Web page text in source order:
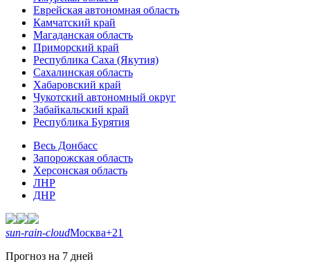
Еврейская автономная область
Камчатский край
Магаданская область
Приморский край
Республика Саха (Якутия)
Сахалинская область
Хабаровский край
Чукотский автономный округ
Забайкальский край
Республика Бурятия
Весь Донбасс
Запорожская область
Херсонская область
ЛНР
ДНР
sun-rain-cloudМосква+21
Прогноз на 7 дней